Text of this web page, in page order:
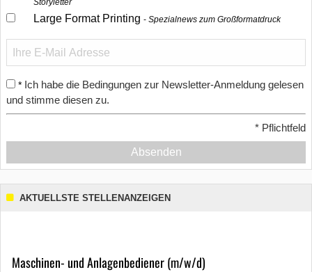
Storyletter
Large Format Printing Spezialnews zum Großformatdruck
* Ich habe die Bedingungen zur Newsletter-Anmeldung gelesen
und stimme diesen zu.
* Pflichtfeld
Absenden
AKTUELLSTE STELLENANZEIGEN
Maschinen- und Anlagenbediener (m/w/d)